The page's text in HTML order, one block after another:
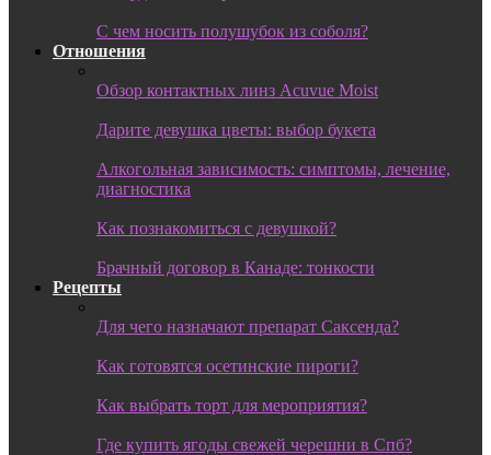
С чем носить полушубок из соболя?
Отношения
Обзор контактных линз Acuvue Moist
Дарите девушка цветы: выбор букета
Алкогольная зависимость: симптомы, лечение,
диагностика
Как познакомиться с девушкой?
Брачный договор в Канаде: тонкости
Рецепты
Для чего назначают препарат Саксенда?
Как готовятся осетинские пироги?
Как выбрать торт для мероприятия?
Где купить ягоды свежей черешни в Спб?